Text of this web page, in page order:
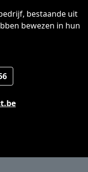
bestaande uit
bewezen in hun